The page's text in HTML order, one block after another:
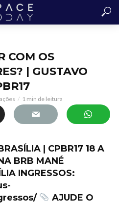
COM OS
| GUSTAVO
1 min de leitura
| CPBR17 18 A
BRB MANÉ
INGRESSOS:
AJUDE O